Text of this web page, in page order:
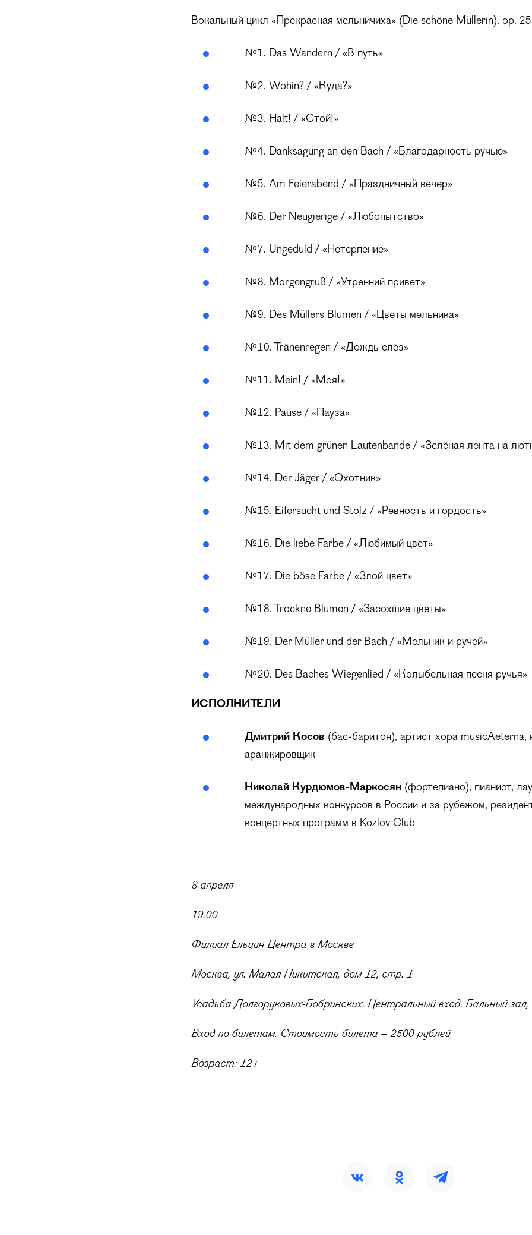
Вокальный цикл «Прекрасная мельничиха» (Die schöne Müllerin), ор.
№1. Das Wandern / «В путь»
№2. Wohin? / «Куда?»
№3. Halt! / «Стой!»
№4. Danksagung an den Bach / «Благодарность ручью»
№5. Am Feierabend / «Праздничный вечер»
№6. Der Neugierige / «Любопытство»
№7. Ungeduld / «Нетерпение»
№8. Morgengruß / «Утренний привет»
№9. Des Müllers Blumen / «Цветы мельника»
№10. Tränenregen / «Дождь слёз»
№11. Mein! / «Моя!»
№12. Pause / «Пауза»
№13. Mit dem grünen Lautenbande / «Зелёная лента на
№14. Der Jäger / «Охотник»
№15. Eifersucht und Stolz / «Ревность и гордость»
№16. Die liebe Farbe / «Любимый цвет»
№17. Die böse Farbe / «Злой цвет»
№18. Trockne Blumen / «Засохшие цветы»
№19. Der Müller und der Bach / «Мельник и ручей»
№20. Des Baches Wiegenlied / «Колыбельная песня ручья»
ИСПОЛНИТЕЛИ
Дмитрий Косов (бас-баритон), артист хора musicAeterna,
аранжировщик
Николай Курдюмов-Маркосян (фортепиано), пианист,
международных конкурсов в России и за рубежом,
концертных программ в Kozlov Club
8 апреля
19.00
Филиал Ельцин Центра в Москве
Москва, ул. Малая Никитская, дом 12, стр. 1
Усадьба Долгоруковых-Бобринских. Центральный вход. Бальный зал,
Вход по билетам. Стоимость билета – 2500 рублей
Возраст: 12+